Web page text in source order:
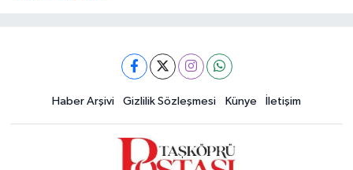
Haber Arşivi Gizlilik Sözleşmesi Künye İletişim